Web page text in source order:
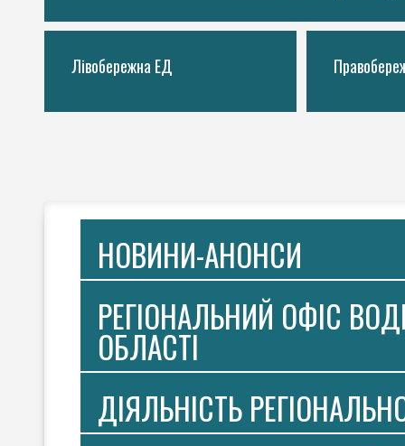
Лівобережна ЕД
НОВИНИ-АНОНСИ
РЕГІОНАЛЬНИЙ ОФІС
ОБЛАСТІ
ДІЯЛЬНІСТЬ